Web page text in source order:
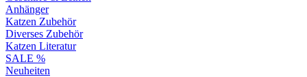
Anhänger
Katzen Zubehör
Diverses Zubehör
Katzen Literatur
SALE %
Neuheiten